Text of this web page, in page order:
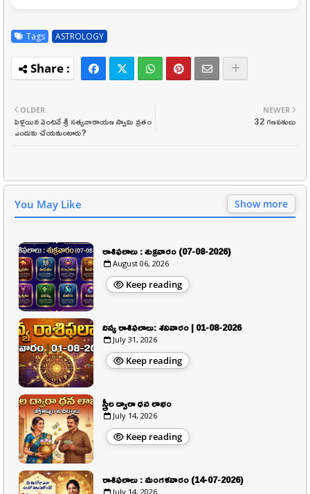
Tags ASTROLOGY
NEWER
32 గణపతులు
OLDER
పెళ్లయిన వెంటనే శ్రీ సత్యనారాయణ స్వామి వ్రతం
ఎందుకు చేయమంటారు?
You May Like Show more
రాశిఫలాలు : శుక్రవారం (07-08-2026)
August 06, 2026
Keep reading
దివ్య రాశిఫలాలు: శనివారం | 01-08-2026
July 31, 2026
Keep reading
స్త్రీల ద్వారా ధన లాభం
July 14, 2026
Keep reading
రాశిఫలాలు : మంగళవారం (14-07-2026)
July 14, 2026